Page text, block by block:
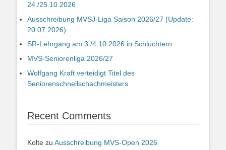
24./25.10.2026
Ausschreibung MVSJ-Liga Saison 2026/27 (Update:
20.07.2026)
SR-Lehrgang am 3./4.10.2026 in Schlüchtern
MVS-Seniorenliga 2026/27
Wolfgang Kraft verteidigt Titel des
Seniorenschnellschachmeisters
Recent Comments
Kolte zu Ausschreibung MVS-Open 2026